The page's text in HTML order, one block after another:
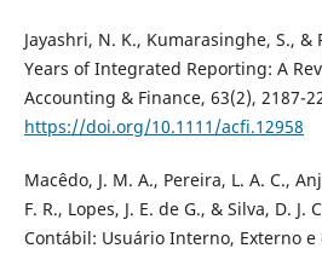
Jayashri, N. K., Kumarasinghe, S., &
Years of Integrated Reporting: A
Accounting & Finance, 63(2), 2187-
https://doi.org/10.1111/acfi.12958
Macêdo, J. M. A., Pereira, L. A. C.,
F. R., Lopes, J. E. de G., & Silva, D.
Contábil: Usuário Interno, Externo